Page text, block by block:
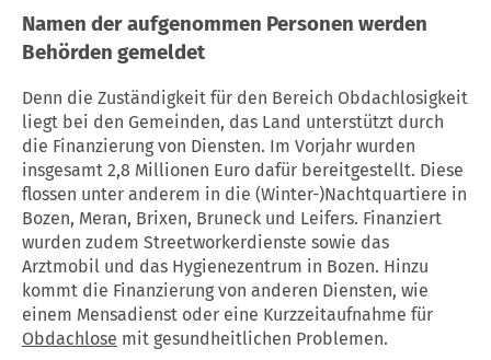
Namen der aufgenommen Personen werden
Behörden gemeldet
Denn die Zuständigkeit für den Bereich Obdachlosigkeit
liegt bei den Gemeinden, das Land unterstützt durch
die Finanzierung von Diensten. Im Vorjahr wurden
insgesamt 2,8 Millionen Euro dafür bereitgestellt. Diese
flossen unter anderem in die (Winter-)Nachtquartiere in
Bozen, Meran, Brixen, Bruneck und Leifers. Finanziert
wurden zudem Streetworkerdienste sowie das
Arztmobil und das Hygienezentrum in Bozen. Hinzu
kommt die Finanzierung von anderen Diensten, wie
einem Mensadienst oder eine Kurzzeitaufnahme für
Obdachlose mit gesundheitlichen Problemen.